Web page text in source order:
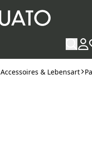
Accessoires & Lebensart